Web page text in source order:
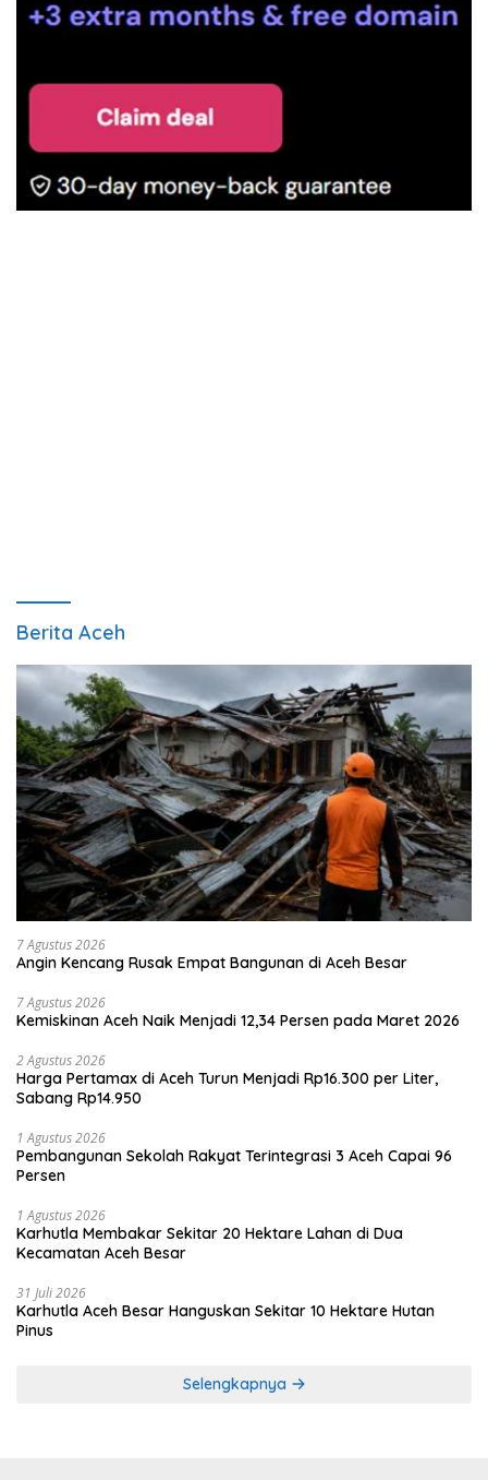
Berita Aceh
7 Agustus 2026
Angin Kencang Rusak Empat Bangunan di Aceh Besar
7 Agustus 2026
Kemiskinan Aceh Naik Menjadi 12,34 Persen pada Maret 2026
2 Agustus 2026
Harga Pertamax di Aceh Turun Menjadi Rp16.300 per Liter,
Sabang Rp14.950
1 Agustus 2026
Pembangunan Sekolah Rakyat Terintegrasi 3 Aceh Capai 96
Persen
1 Agustus 2026
Karhutla Membakar Sekitar 20 Hektare Lahan di Dua
Kecamatan Aceh Besar
31 Juli 2026
Karhutla Aceh Besar Hanguskan Sekitar 10 Hektare Hutan
Pinus
Selengkapnya